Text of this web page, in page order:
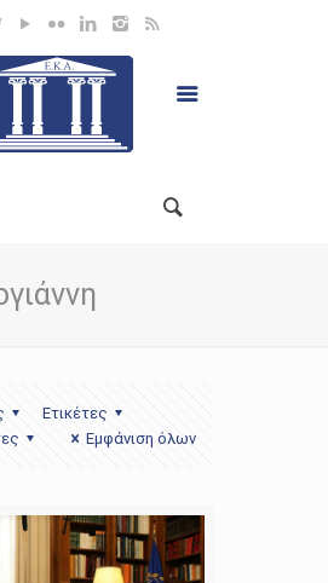
Ετικέτες
Εμφάνιση όλων